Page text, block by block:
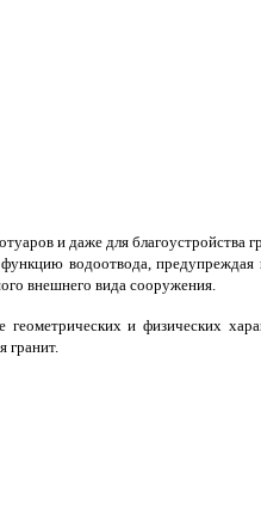
и даже для
водоотвода, предупреждая
внешнего вида сооружения.
и физических
гранит.